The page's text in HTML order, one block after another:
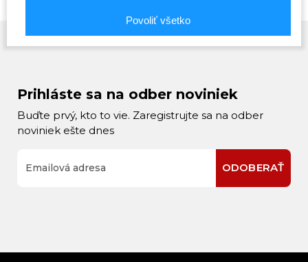
Prihláste sa na odber noviniek
Buďte prvý, kto to vie. Zaregistrujte sa na odber
noviniek ešte dnes
ODOBERAŤ
Povoliť všetko